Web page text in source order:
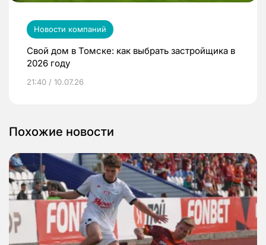
Новости компаний
Свой дом в Томске: как выбрать застройщика в
2026 году
21:40 / 10.07.26
Похожие новости